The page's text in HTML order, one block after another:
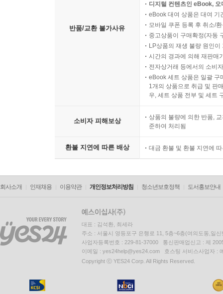
반품/교환 불가사유
디지털 컨텐츠인 eBook,
eBook 대여 상품은 대여 기
모바일 쿠폰 등록 후 취소/
중고상품이 구매확정(자동
LP상품의 재생 불량 원인
시간의 경과에 의해 재판매
전자상거래 등에서의 소비
eBook 세트 상품은 일괄 구
1개의 상품으로 취급 및 판
우, 세트 상품 전부 및 세트
소비자 피해보상
상품의 불량에 의한 반품,
준하여 처리됨
환불 지연에 따른 배상 대금 환불 및 환불 지연에
회사소개 인재채용 이용약관 개인정보처리방침 청소년보호정책 도서홍보안내
대표 : 김석환, 최세라
주소 : 서울시 영등포구 은행로 11, 5층~6층(여의도동,일신
사업자등록번호 : 229-81-37000 통신판매업신고 : 제
이메일 : yes24help@yes24.com 호스팅 서비스사업자 :
Copyright ⓒ YES24 Corp. All Rights Reserved.